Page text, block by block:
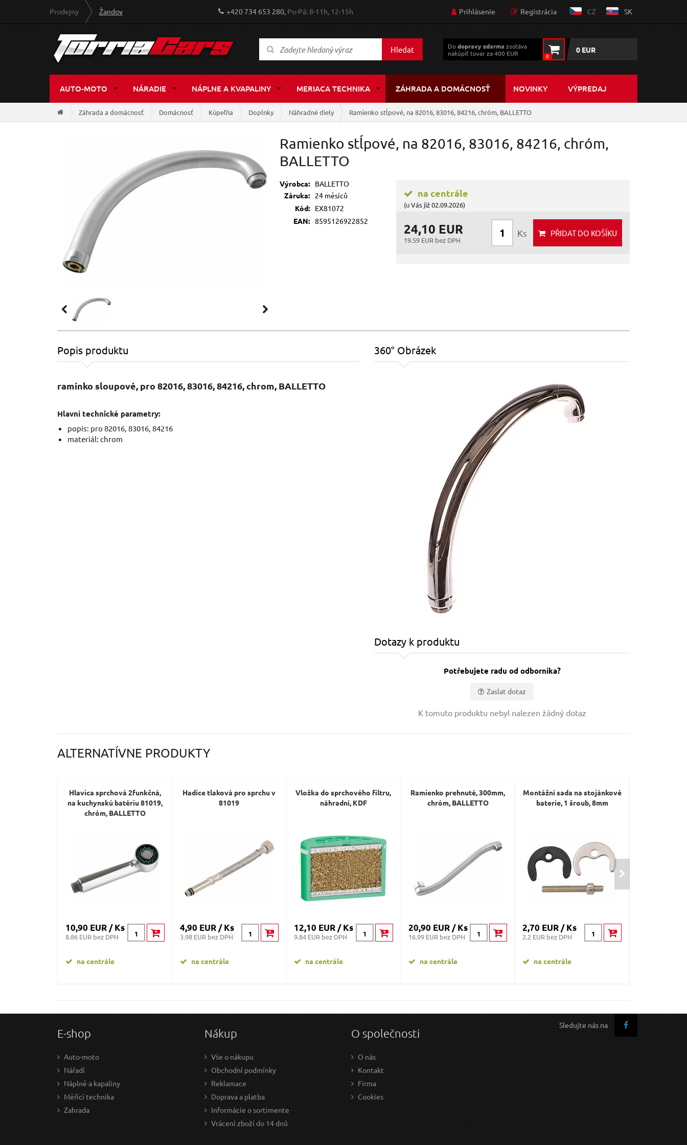
Prodejny Žandov +420 734 653 280, Po-Pá: 8-11h, 12-15h Prihlásenie Registrácia CZ SK
Hledat Dodopravy zdarma zostáva
nakúpiť tovar za 400 EUR
0
0 EUR
AUTO-MOTO NÁRADIE NÁPLNE A KVAPALINY MERIACA TECHNIKA ZÁHRADA A DOMÁCNOSŤ NOVINKY VÝPREDAJ
Záhrada a domácnosť Domácnosť Kúpeľňa Doplnky Náhradné diely Ramienko stĺpové, na 82016, 83016, 84216, chróm, BALLETTO
Ramienko stĺpové, na 82016, 83016, 84216, chróm,
BALLETTO
Výrobca:
BALLETTO
Záruka:
24 měsíců
Kód:
EX81072
EAN: 8595126922852
na centrále
(u Vás již 02.09.2026)
24,10 EUR
19.59 EUR bez DPH
Ks PŘIDATDO KOŠÍKU
Popis produktu
ramínko sloupové, pro 82016, 83016, 84216, chrom, BALLETTO
Hlavní technické parametry:
popis: pro 82016, 83016, 84216
materiál: chrom
360° Obrázek
Dotazy k produktu
Potřebujete radu od odborníka?
Zaslat dotaz
K tomuto produktu nebyl nalezen žádný dotaz
ALTERNATÍVNE PRODUKTY
Hlavica sprchová 2funkčná,
na kuchynskú batériu 81019,
chróm, BALLETTO
10,90 EUR / Ks
8.86 EUR bez DPH
na centrále
Hadice tlaková pro sprchu v
81019
4,90 EUR / Ks
3.98 EUR bez DPH
na centrále
Vložka do sprchového filtru,
náhradní, KDF
12,10 EUR / Ks
9.84 EUR bez DPH
na centrále
Ramienko prehnuté, 300mm,
chróm, BALLETTO
20,90 EUR / Ks
16.99 EUR bez DPH
na centrále
Montážní sada na stojánkové
baterie, 1 šroub, 8mm
2,70 EUR / Ks
2.2 EUR bez DPH
na centrále
Sledujte nás na
E-shop
Auto-moto
Nářadí
Náplně a kapaliny
Měřící technika
Zahrada
Nákup
Vše o nákupu
Obchodní podmínky
Reklamace
Doprava a platba
Informácie o sortimente
Vrácení zboží do 14 dnů
O společnosti
O nás
Kontakt
Firma
Cookies